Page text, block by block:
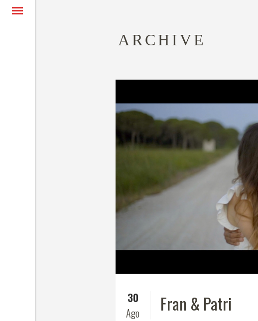
ARCHIVE
30
Ago Fran & Patri